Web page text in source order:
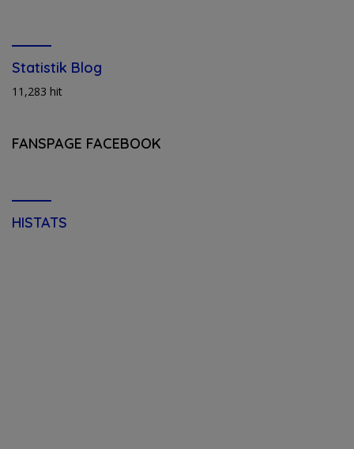
Statistik Blog
11,283 hit
FANSPAGE FACEBOOK
HISTATS